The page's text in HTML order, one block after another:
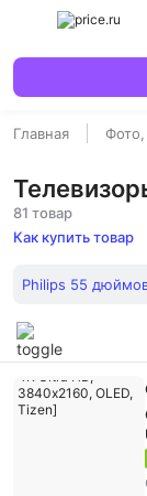
Главная Фото,
81 товар
Как купить товар
Philips 55